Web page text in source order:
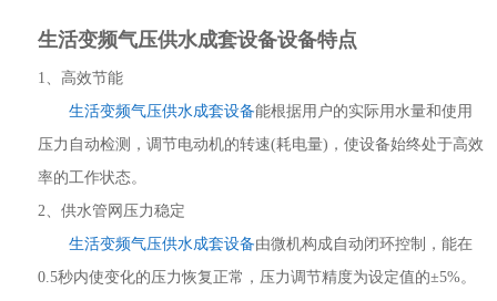
生活变频气压供水成套设备设备特点
1、高效节能
生活变频气压供水成套设备能根据用户的实际用水量和使用
压力自动检测，调节电动机的转速(耗电量)，使设备始终处于高效
率的工作状态。
2、供水管网压力稳定
生活变频气压供水成套设备由微机构成自动闭环控制，能在
0.5秒内使变化的压力恢复正常，压力调节精度为设定值的±5%。